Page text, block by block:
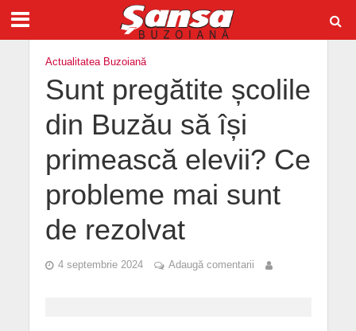
Actualitatea Buzoiană
Sunt pregătite școlile
din Buzău să își
primească elevii? Ce
probleme mai sunt
de rezolvat
4 septembrie 2024 Adaugă comentarii